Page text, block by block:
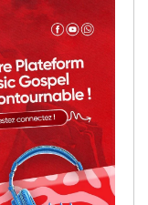
CONSUMING
VIDEO)